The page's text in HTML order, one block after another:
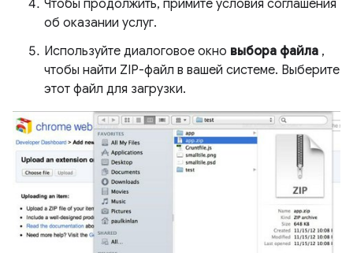
Чтобы продолжить, примите условия соглашения
об оказании услуг.
Используйте диалоговое окно выбора файла ,
чтобы найти ZIP-файл в вашей системе. Выберите
этот файл для загрузки.